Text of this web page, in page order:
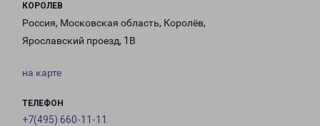
КОРОЛЕВ
Россия, Московская область, Королёв,
Ярославский проезд, 1В
на карте
ТЕЛЕФОН
+7(495) 660-11-11